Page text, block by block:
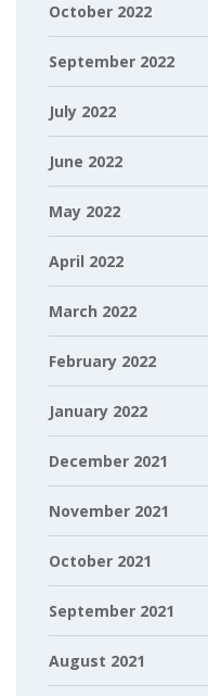
October 2022
September 2022
July 2022
June 2022
May 2022
April 2022
March 2022
February 2022
January 2022
December 2021
November 2021
October 2021
September 2021
August 2021